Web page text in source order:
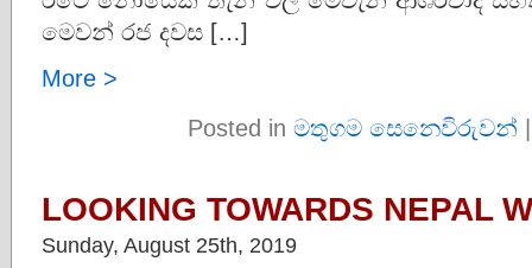
මෙවන් රජ දවස […]
More >
Posted in මතුගම සෙනෙවිරුවන්
LOOKING TOWARDS NEPAL
Sunday, August 25th, 2019